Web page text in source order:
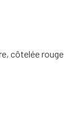
côtelée rouge